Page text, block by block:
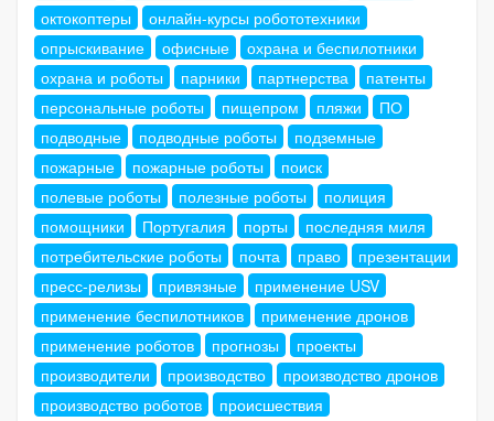
октокоптеры
онлайн-курсы робототехники
опрыскивание
офисные
охрана и беспилотники
охрана и роботы
парники партнерства
патенты
персональные роботы
пищепром пляжи
ПО
подводные
подводные роботы
подземные
пожарные
пожарные роботы
поиск
полевые роботы
полезные роботы
полиция
помощники
Португалия порты
последняя миля
потребительские роботы
почта право
презентации
пресс-релизы
привязные
применение USV
применение беспилотников
применение дронов
применение роботов
прогнозы
проекты
производители
производство
производство дронов
производство роботов
происшествия